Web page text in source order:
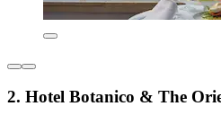
2. Hotel Botanico & The